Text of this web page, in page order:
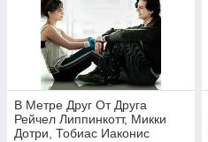
В Метре Друг От Друга
Рейчел Липпинкотт, Микки
Дотри, Тобиас Иаконис